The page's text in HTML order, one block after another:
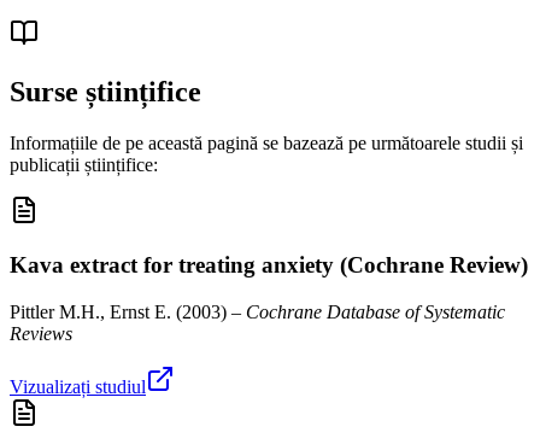
Surse științifice
Informațiile de pe această pagină se bazează pe următoarele studii și
publicații științifice:
Kava extract for treating anxiety (Cochrane Review)
Pittler M.H., Ernst E. (2003) – Cochrane Database of Systematic
Reviews
Vizualizați studiul